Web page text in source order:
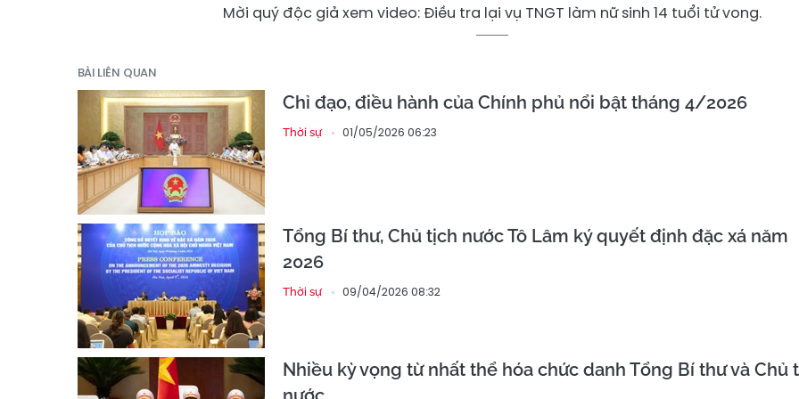
Mời quý độc giả xem video: Điều tra lại vụ TNGT làm nữ sinh 14 tuổi tử vong.
BÀI LIÊN QUAN
Chỉ đạo, điều hành của Chính phủ nổi bật tháng 4/2026
Thời sự 01/05/2026 06:23
Tổng Bí thư, Chủ tịch nước Tô Lâm ký quyết định đặc xá năm
2026
Thời sự 09/04/2026 08:32
Nhiều kỳ vọng từ nhất thể hóa chức danh Tổng Bí thư và Chủ